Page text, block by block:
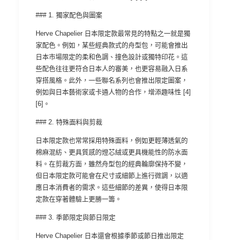
### 1. 獨家配色與圖案
Herve Chapelier 日本限定款最常見的特點之一就是獨
家配色。例如，某些經典款式的舟型包，可能會推出
日本市場限定的柔和色調、撞色設計或獨特印花。這
些配色往往更符合日本人的審美，也更容易融入日系
穿搭風格。此外，一些聯名系列也會推出限定圖案，
例如與日本藝術家或卡通人物的合作，增添趣味性 [4]
[6]。
### 2. 特殊面料與剪裁
日本限定款也常常採用特殊面料，例如更輕薄透氣的
棉麻混紡、更具質感的燈芯絨或更具機能性的防水面
料。在剪裁方面，雖然舟型包的經典輪廓保持不變，
但日本限定款可能會在尺寸或細節上進行微調，以適
應日本消費者的需求。這些細節的差異，使得日本限
定款在穿著體驗上更勝一籌。
### 3. 季節限定與節日限定
Herve Chapelier 日本還會根據季節或節日推出限定